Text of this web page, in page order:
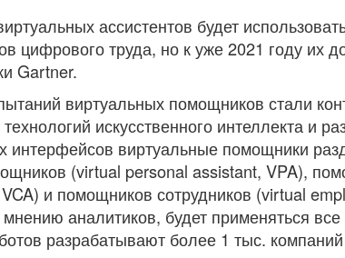
ассистентов будет
цифрового труда, но к уже 2021 году их
Gartner.
виртуальных помощников стали
искусственного интеллекта и
интерфейсов виртуальные помощники
(virtual personal assistant, VPA),
и помощников сотрудников (virtual
аналитиков, будет применяться
разрабатывают более 1 тыс.